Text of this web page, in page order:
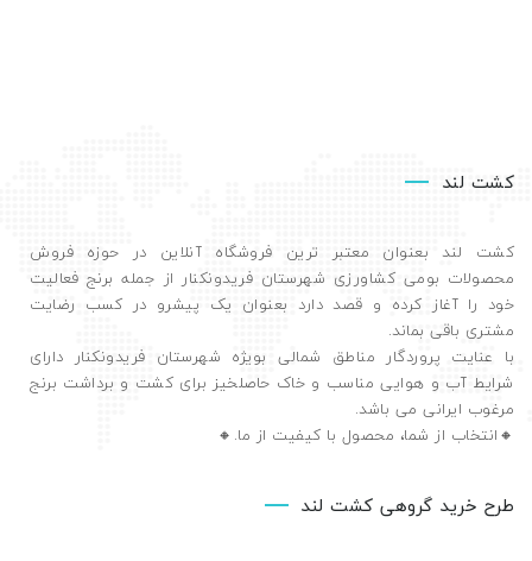
کشت لند
کشت لند بعنوان معتبر ترین فروشگاه آنلاین در حوزه فروش
محصولات بومی کشاورزی شهرستان فریدونکنار از جمله برنج فعالیت
خود را آغاز کرده و قصد دارد بعنوان یک پیشرو در کسب رضایت
مشتری باقی بماند.
با عنایت پروردگار مناطق شمالی بویژه شهرستان فریدونکنار دارای
شرایط آب و هوایی مناسب و خاک حاصلخیز برای کشت و برداشت برنج
مرغوب ایرانی می باشد.
🔸️انتخاب از شما، محصول با کیفیت از ما.🔸️
طرح خرید گروهی کشت لند